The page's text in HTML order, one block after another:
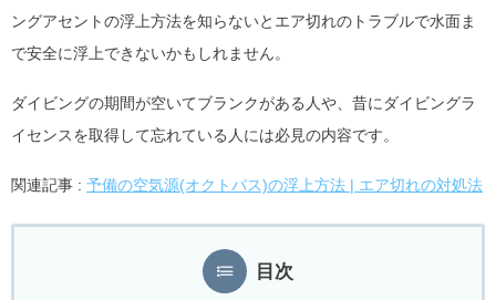
ングアセントの浮上方法を知らないとエア切れのトラブルで水面ま
で安全に浮上できないかもしれません。
ダイビングの期間が空いてブランクがある人や、昔にダイビングラ
イセンスを取得して忘れている人には必見の内容です。
関連記事 : 予備の空気源(オクトパス)の浮上方法 | エア切れの対処法
目次